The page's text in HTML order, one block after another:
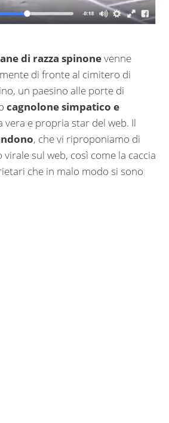
di razza spinonevenne
di fronte al cimitero di
un paesino alle porte di
cagnolone simpatico e
vera e propria star del web. Il
, che vi riproponiamo di
sul web, così come la caccia
che in malo modo si sono